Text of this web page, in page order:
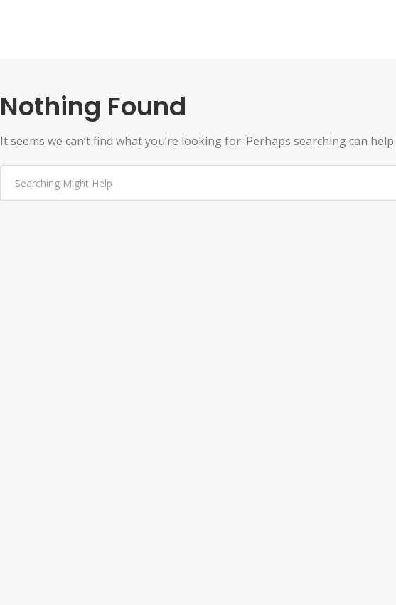
Nothing Found
It seems we can’t find what you’re looking for. Perhaps searching can help.